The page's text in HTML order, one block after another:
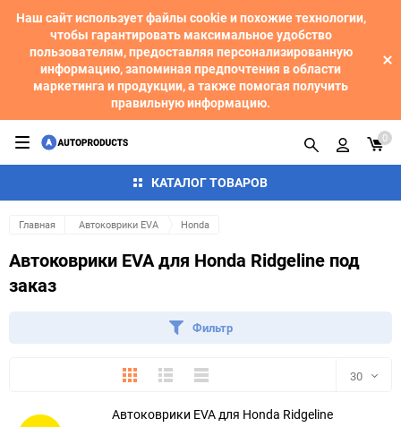
Наш сайт использует файлы cookie и похожие технологии,
чтобы гарантировать максимальное удобство
пользователям, предоставляя персонализированную
информацию, запоминая предпочтения в области
маркетинга и продукции, а также помогая получить
правильную информацию.
КАТАЛОГ ТОВАРОВ
0
Главная Автоковрики EVA Honda
Автоковрики EVA для Honda Ridgeline под
заказ
Фильтр
ПлиткаПодробноКомпактно 30
Автоковрики EVA для Honda Ridgeline